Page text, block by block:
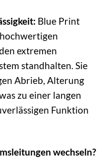
Blue Print
extremen
standhalten. Sie
Abrieb, Alterung
zu einer langen
Funktion
wechseln?